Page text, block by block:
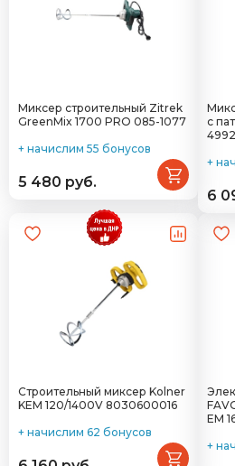
Миксер строительный Zitrek
GreenMix 1700 PRO 085-1077
+ начислим 55 бонусов
5 480 руб.
с
4992
+
6
Строительный миксер Kolner
KEM 120/1400V 8030600016
+ начислим 62 бонусов
EM
+